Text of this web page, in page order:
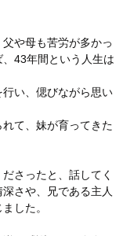
や母も苦労が多かっ
43年間という人生は
い、偲びながら思い
て、妹が育ってきた
さったと、話してく
さや、兄である主人
した。